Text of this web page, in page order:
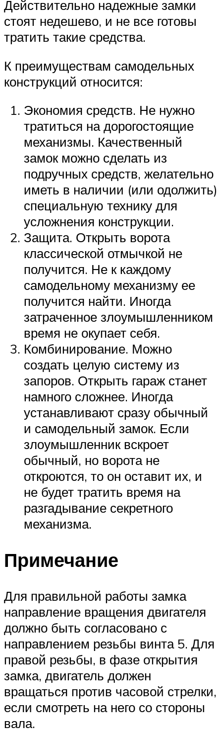
Действительно надежные замки
стоят недешево, и не все готовы
тратить такие средства.
К преимуществам самодельных
конструкций относится:
Экономия средств. Не нужно
тратиться на дорогостоящие
механизмы. Качественный
замок можно сделать из
подручных средств, желательно
иметь в наличии (или одолжить)
специальную технику для
усложнения конструкции.
Защита. Открыть ворота
классической отмычкой не
получится. Не к каждому
самодельному механизму ее
получится найти. Иногда
затраченное злоумышленником
время не окупает себя.
Комбинирование. Можно
создать целую систему из
запоров. Открыть гараж станет
намного сложнее. Иногда
устанавливают сразу обычный
и самодельный замок. Если
злоумышленник вскроет
обычный, но ворота не
откроются, то он оставит их, и
не будет тратить время на
разгадывание секретного
механизма.
Примечание
Для правильной работы замка
направление вращения двигателя
должно быть согласовано с
направлением резьбы винта 5. Для
правой резьбы, в фазе открытия
замка, двигатель должен
вращаться против часовой стрелки,
если смотреть на него со стороны
вала.